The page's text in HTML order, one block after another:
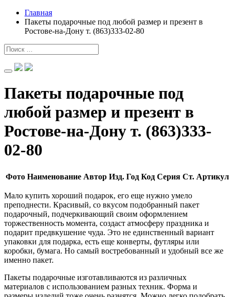
Главная
Пакеты подарочные под любой размер и презент в
Ростове-на-Дону т. (863)333-02-80
Пакеты подарочные под
любой размер и презент в
Ростове-на-Дону т. (863)333-
02-80
Фото Наименование Автор Изд. Год Код Серия Ст. Артикул
Мало купить хороший подарок, его еще нужно умело
преподнести. Красивый, со вкусом подобранный пакет
подарочный, подчеркивающий своим оформлением
торжественность момента, создаст атмосферу праздника и
подарит предвкушение чуда. Это не единственный вариант
упаковки для подарка, есть еще конверты, футляры или
коробки, бумага. Но самый востребованный и удобный все же
именно пакет.
Пакеты подарочные изготавливаются из различных
материалов с использованием разных техник. Форма и